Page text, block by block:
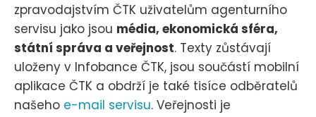
zpravodajstvím ČTK uživatelům agenturního
servisu jako jsou média, ekonomická sféra,
státní správa a veřejnost. Texty zůstávají
uloženy v Infobance ČTK, jsou součástí mobilní
aplikace ČTK a obdrží je také tisíce odběratelů
našeho e-mail servisu. Veřejnosti je